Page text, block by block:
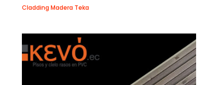
Cladding Madera Teka